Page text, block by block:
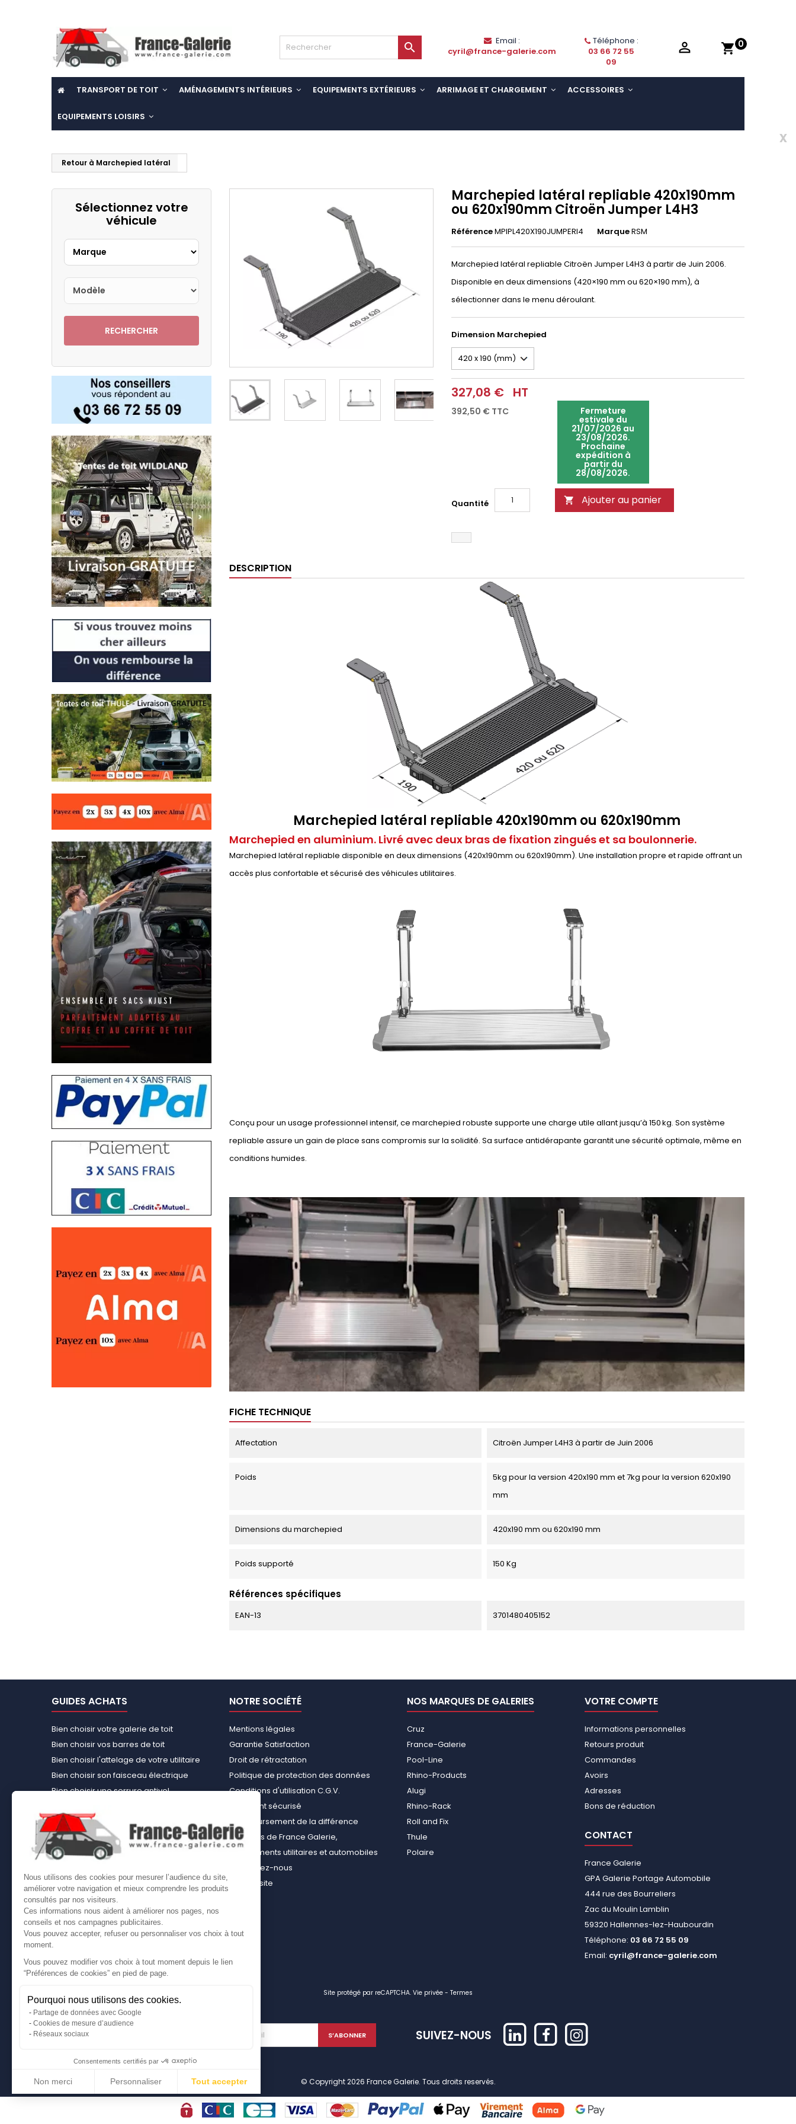
Nous utilisons des cookies pour mesurer l’audience du site,
améliorer votre navigation et mieux comprendre les produits
consultés par nos visiteurs.
Ces informations nous aident à améliorer nos pages, nos
conseils et nos campagnes publicitaires.
Vous pouvez accepter, refuser ou personnaliser vos choix à tout
moment.
Vous pouvez modifier vos choix à tout moment depuis le lien
“Préférences de cookies” en pied de page.
Pourquoi nous utilisons des cookies.
Partage de données avec Google
Cookies de mesure d’audience
Réseaux sociaux
Consentements certifiés par
Non merci Personnaliser Tout accepter
Axeptio consent
Plateforme de Gestion du Consentement : Personnalisez vos Options
Notre plateforme vous permet d'adapter et de gérer vos paramètres de confidentialité, en garantissant la conformité avec les réglementations. Personnalisez vos préférences pour contrôler la manière dont vos informations sont
Gérer mes cookies
shopping_cart 0

Email :
cyril@france-galerie.com
Téléphone :
03 66 72 55
09

TRANSPORT DE TOIT AMÉNAGEMENTS INTÉRIEURS EQUIPEMENTS EXTÉRIEURS ARRIMAGE ET CHARGEMENT ACCESSOIRES
EQUIPEMENTS LOISIRS
x
Retour à Marchepied latéral
Sélectionnez votre
véhicule
RECHERCHER
Marchepied latéral repliable 420x190mm
ou 620x190mm Citroën Jumper L4H3
RéférenceMPIPL420X190JUMPERl4 MarqueRSM
Marchepied latéral repliable Citroën Jumper L4H3 à partir de Juin 2006.
Disponible en deux dimensions (420×190 mm ou 620×190 mm), à
sélectionner dans le menu déroulant.
Dimension Marchepied
327,08 € HT
392,50 € TTC Fermeture
estivale du
21/07/2026 au
23/08/2026.
Prochaine
expédition à
partir du
28/08/2026.
Quantité  Ajouter au panier
DESCRIPTION
Marchepied latéral repliable 420x190mm ou 620x190mm
Marchepied en aluminium. Livré avec deux bras de fixation zingués et sa boulonnerie.
Marchepied latéral repliable disponible en deux dimensions (420x190mm ou 620x190mm). Une installation propre et rapide offrant un
accès plus confortable et sécurisé des véhicules utilitaires.
Conçu pour un usage professionnel intensif, ce marchepied robuste supporte une charge utile allant jusqu’à 150 kg. Son système
repliable assure un gain de place sans compromis sur la solidité. Sa surface antidérapante garantit une sécurité optimale, même en
conditions humides.
FICHE TECHNIQUE
Affectation Citroën Jumper L4H3 à partir de Juin 2006
Poids
5kg pour la version 420x190 mm et 7kg pour la version 620x190
mm
Dimensions du marchepied 420x190 mm ou 620x190 mm
Poids supporté 150 Kg
Références spécifiques
EAN-13 3701480405152
GUIDES ACHATS
Bien choisir votre galerie de toit
Bien choisir vos barres de toit
Bien choisir l'attelage de votre utilitaire
Bien choisir son faisceau électrique
Bien choisir une serrure antivol
Choisir le kit d’aménagement loisirs
démontable idéal
Bien choisir un kit d’habillage bois ou un
Bien choisir son coffre sur attelage
Comment bien choisir son coffre de toit
NOTRE SOCIÉTÉ
Mentions légales
Garantie Satisfaction
Droit de rétractation
Politique de protection des données
Conditions d'utilisation C.G.V.
Paiement sécurisé
Remboursement de la différence
À propos de France Galerie,
équipements utilitaires et automobiles
Contactez-nous
Plan du site
NOS MARQUES DE GALERIES
Cruz
France-Galerie
Pool-Line
Rhino-Products
Alugi
Rhino-Rack
Roll and Fix
Thule
Polaire
VOTRE COMPTE
Informations personnelles
Retours produit
Commandes
Avoirs
Adresses
Bons de réduction
CONTACT
France Galerie
GPA Galerie Portage Automobile
444 rue des Bourreliers
Zac du Moulin Lamblin
59320 Hallennes-lez-Haubourdin
Téléphone: 03 66 72 55 09
Email: cyril@france-galerie.com
Site protégé par reCAPTCHA. Vie privée - Termes
LETTRE D'INFORMATIONS SUIVEZ-NOUS
© Copyright 2026 France Galerie. Tous droits reservés.